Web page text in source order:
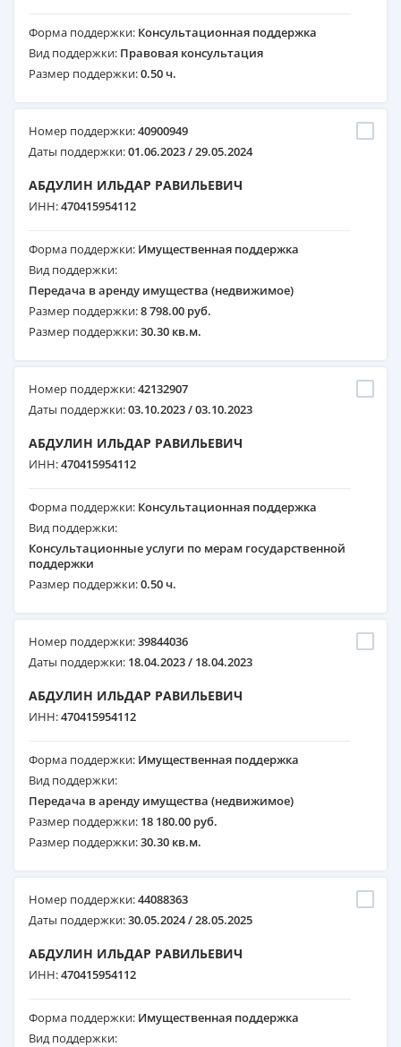
Форма поддержки: Консультационная поддержка
Вид поддержки: Правовая консультация
Размер поддержки:0.50 ч.
Номер поддержки:40900949
Даты поддержки:01.06.2023 / 29.05.2024
АБДУЛИН ИЛЬДАР РАВИЛЬЕВИЧ
ИНН:470415954112
Форма поддержки: Имущественная поддержка
Вид поддержки:
Передача в аренду имущества (недвижимое)
Размер поддержки:8 798.00 руб.
Размер поддержки:30.30 кв.м.
Номер поддержки:42132907
Даты поддержки:03.10.2023 / 03.10.2023
АБДУЛИН ИЛЬДАР РАВИЛЬЕВИЧ
ИНН:470415954112
Форма поддержки: Консультационная поддержка
Вид поддержки:
Консультационные услуги по мерам государственной
поддержки
Размер поддержки:0.50 ч.
Номер поддержки:39844036
Даты поддержки: 18.04.2023 / 18.04.2023
АБДУЛИН ИЛЬДАР РАВИЛЬЕВИЧ
ИНН:470415954112
Форма поддержки: Имущественная поддержка
Вид поддержки:
Передача в аренду имущества (недвижимое)
Размер поддержки: 18 180.00 руб.
Размер поддержки:30.30 кв.м.
Номер поддержки:44088363
Даты поддержки:30.05.2024 / 28.05.2025
АБДУЛИН ИЛЬДАР РАВИЛЬЕВИЧ
ИНН:470415954112
Форма поддержки: Имущественная поддержка
Вид поддержки: